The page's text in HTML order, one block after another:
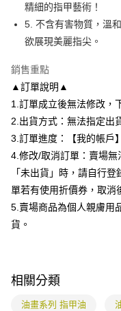
【注意事項】
1.本服務係由「台灣大哥大
用戶於交易時，得透過本服
資料（包含姓名、電話或地
由本公司與您本人進行分期
3.完整用戶服務條款，請詳
３．收到繳費通知簡訊後14
ATM／網路銀行／等多元
※ 請注意：結帳手續完成
購買商品的店家。未經商家
※ 交易是否成功請以「
是否繳費成功／繳費後需取
客戶支援中心」
【注意事項】
易，需依本服務之必要範圍
權轉讓予恩沛科技股份有限
２．關於個人資料處理事宜
https://aftee.tw/terms/
３．未成年的使用者請事先
「AFTEE先享後付」，若
４．使用「AFTEE先享後付
恩沛科技股份有限公司將有
7-11付款取貨
每筆NT$80，滿NT$699(
付款後7-11取貨
每筆NT$80，滿NT$699(
宅配
精細的指甲藝術！
5. 不含有害物質，溫
欲展現美麗指尖。
銷售重點
▲訂單說明▲
1.訂單成立後無法修改，
2.出貨方式：無法指定出
3.訂單進度：【我的帳戶
4.修改/取消訂單：賣場
「未出貨」時，請自行
單若有使用折價券，取消
5.賣場商品為個人親膚用
貨。
相關分類
油畫系列 指甲油